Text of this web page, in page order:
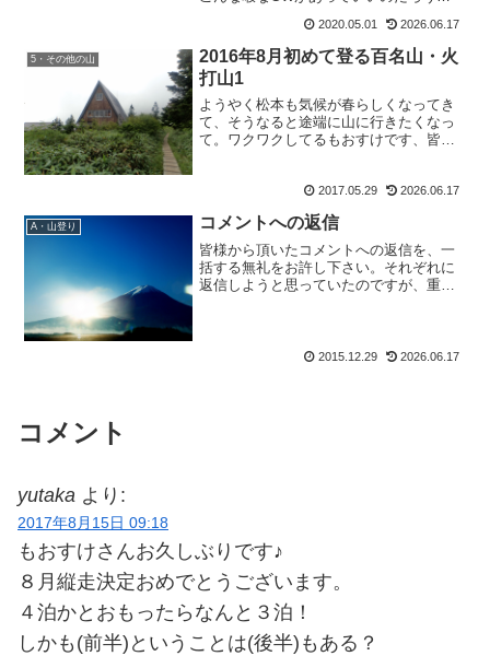
いていけないんじゃないかという不安さ
え・・・などと思うはずもなく、暇だか
らブログでも書こっか！っ...
2020.05.01 2026.06.17
5・その他の山
2016年8月初めて登る百名山・火
打山1
ようやく松本も気候が春らしくなってき
て、そうなると途端に山に行きたくなっ
て。ワクワクしてるもおすけです、皆様
前に去年の夏山、書かなくち
ゃ。・・・・・どうしてもお尻に火が
つ...
2017.05.29 2026.06.17
A・山登り コメントへの返信
皆様から頂いたコメントへの返信を、一
括する無礼をお許し下さい。それぞれに
返信しようと思っていたのですが、重複
改めて考えました。その中...
2015.12.29 2026.06.17
コメント
yutaka より:
2017年8月15日 09:18
もおすけさんお久しぶりです♪
８月縦走決定おめでとうございます。
４泊かとおもったらなんと３泊！
しかも(前半)ということは(後半)もある？